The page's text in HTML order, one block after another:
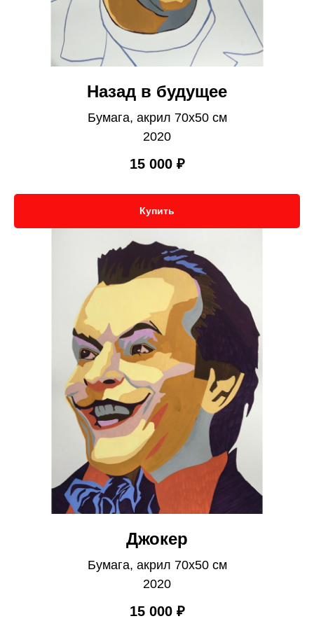
Назад в будущее
Бумага, акрил 70х50 см
2020
15 000 ₽
Купить
Джокер
Бумага, акрил 70х50 см
2020
15 000 ₽